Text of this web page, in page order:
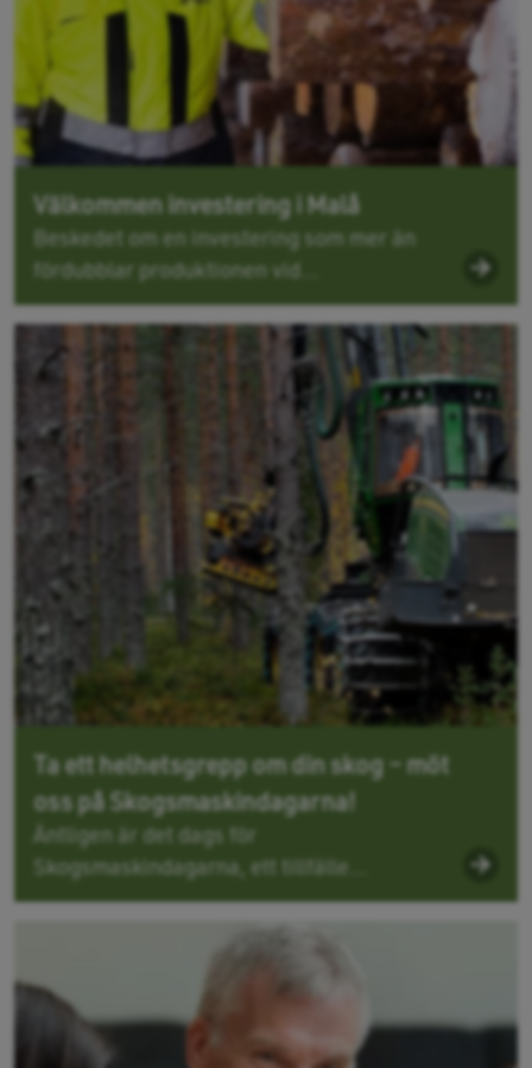
Välkommen investering i Malå
Beskedet om en investering som mer än
fördubblar produktionen vid...
Ta ett helhetsgrepp om din skog – möt
oss på Skogsmaskindagarna!
Äntligen är det dags för
Skogsmaskindagarna, ett tillfälle...